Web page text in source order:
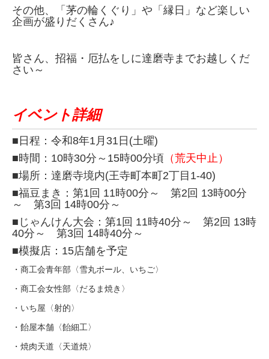
その他、「茅の輪くぐり」や「縁日」など楽しい
企画が盛りだくさん♪
皆さん、招福・厄払をしに達磨寺までお越しくだ
さい～
イベント詳細
■日程：令和8年1月31日(土曜)
■時間：10時30分～15時00分頃 （荒天中止）
■場所：達磨寺境内(王寺町本町2丁目1-40)
■福豆まき：第1回 11時00分～ 第2回 13時00分
～ 第3回 14時00分～
■じゃんけん大会：第1回 11時40分～ 第2回 13時
40分～ 第3回 14時40分～
■模擬店：15店舗を予定
・商工会青年部〈雪丸ボール、いちご〉
・商工会女性部〈だるま焼き〉
・いち屋〈射的〉
・飴屋本舗〈飴細工〉
・焼肉天道〈天道焼〉